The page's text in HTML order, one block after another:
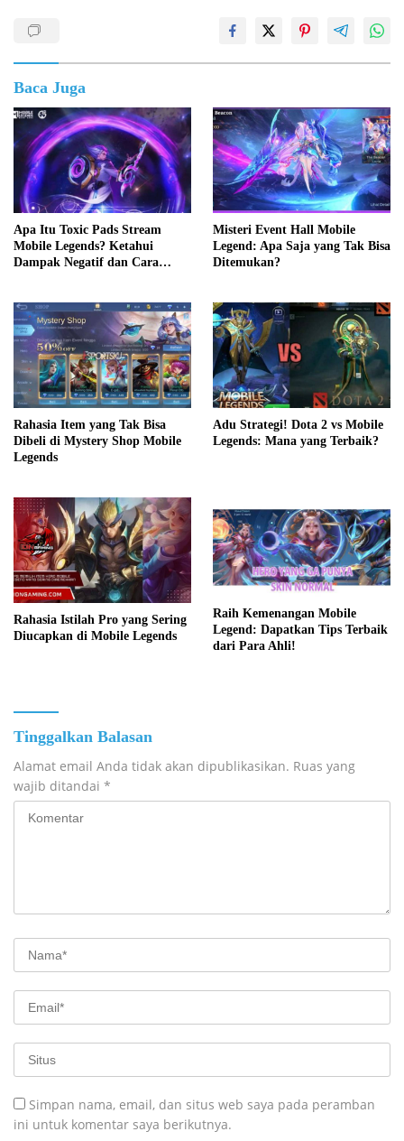
Baca Juga
Apa Itu Toxic Pads Stream
Mobile Legends? Ketahui
Dampak Negatif dan Cara
Misteri Event Hall Mobile
Legend: Apa Saja yang Tak Bisa
Ditemukan?
Rahasia Item yang Tak Bisa
Dibeli di Mystery Shop Mobile
Legends
Adu Strategi! Dota 2 vs Mobile
Legends: Mana yang Terbaik?
Rahasia Istilah Pro yang Sering
Diucapkan di Mobile Legends
Raih Kemenangan Mobile
Legend: Dapatkan Tips Terbaik
dari Para Ahli!
Tinggalkan Balasan
Alamat email Anda tidak akan dipublikasikan. Ruas yang
wajib ditandai *
Simpan nama, email, dan situs web saya pada peramban
ini untuk komentar saya berikutnya.